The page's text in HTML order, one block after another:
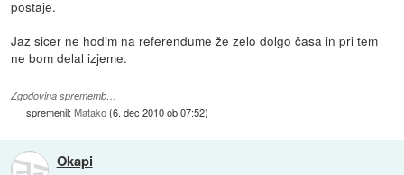
postaje.
Jaz sicer ne hodim na referendume že zelo dolgo časa in pri tem
ne bom delal izjeme.
Zgodovina sprememb…
spremenil:Matako(6. dec 2010 ob 07:52)
Okapi